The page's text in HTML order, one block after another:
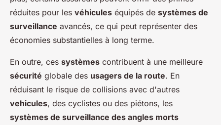
réduites pour les véhicules équipés de systèmes de
surveillance avancés, ce qui peut représenter des
économies substantielles à long terme.
En outre, ces systèmes contribuent à une meilleure
sécurité globale des usagers de la route. En
réduisant le risque de collisions avec d'autres
vehicules, des cyclistes ou des piétons, les
systèmes de surveillance des angles morts